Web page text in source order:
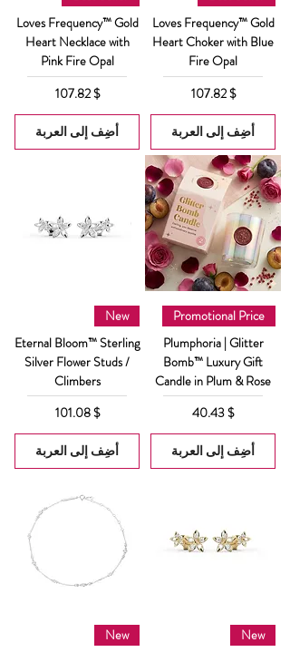
Loves Frequency™ Gold
Heart Choker with Blue
Fire Opal
السعر
$ 107.82
أضِف إلى العربة
Loves Frequency™ Gold
Heart Necklace with
Pink Fire Opal
السعر
$ 107.82
أضِف إلى العربة
Promotional Price
Plumphoria | Glitter
Bomb™ Luxury Gift
Candle in Plum & Rose
السعر
$ 40.43
أضِف إلى العربة
New
Eternal Bloom™ Sterling
Silver Flower Studs /
Climbers
السعر
$ 101.08
أضِف إلى العربة
New
New